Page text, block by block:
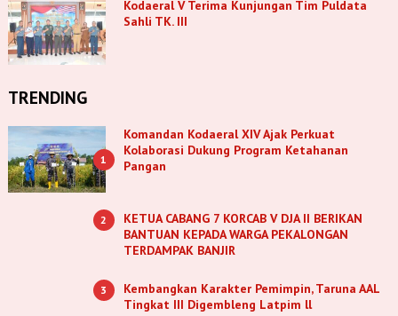
Kodaeral V Terima Kunjungan Tim Puldata
Sahli TK. III
TRENDING
1
Komandan Kodaeral XIV Ajak Perkuat
Kolaborasi Dukung Program Ketahanan
Pangan
2
KETUA CABANG 7 KORCAB V DJA II BERIKAN
BANTUAN KEPADA WARGA PEKALONGAN
TERDAMPAK BANJIR
3
Kembangkan Karakter Pemimpin, Taruna AAL
Tingkat III Digembleng Latpim ll